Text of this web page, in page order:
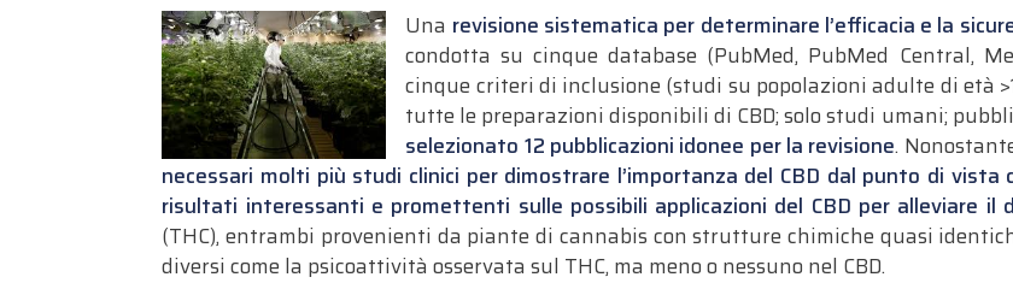
Una revisione sistematica per determinare l’efficacia e la
condotta su cinque database (PubMed, PubMed Central,
cinque criteri di inclusione (studi su popolazioni adulte di età
tutte le preparazioni disponibili di CBD; solo studi umani;
selezionato 12 pubblicazioni idonee per la revisione.
necessari molti più studi clinici per dimostrare l’importanza del CBD dal punto di
risultati interessanti e promettenti sulle possibili applicazioni del CBD per alleviare il
(THC), entrambi provenienti da piante di cannabis con strutture chimiche quasi
diversi come la psicoattività osservata sul THC, ma meno o nessuno nel CBD.